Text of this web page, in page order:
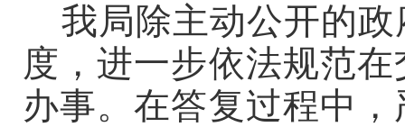
我局除主动公开的
度，进一步依法规范在
办事。在答复过程中